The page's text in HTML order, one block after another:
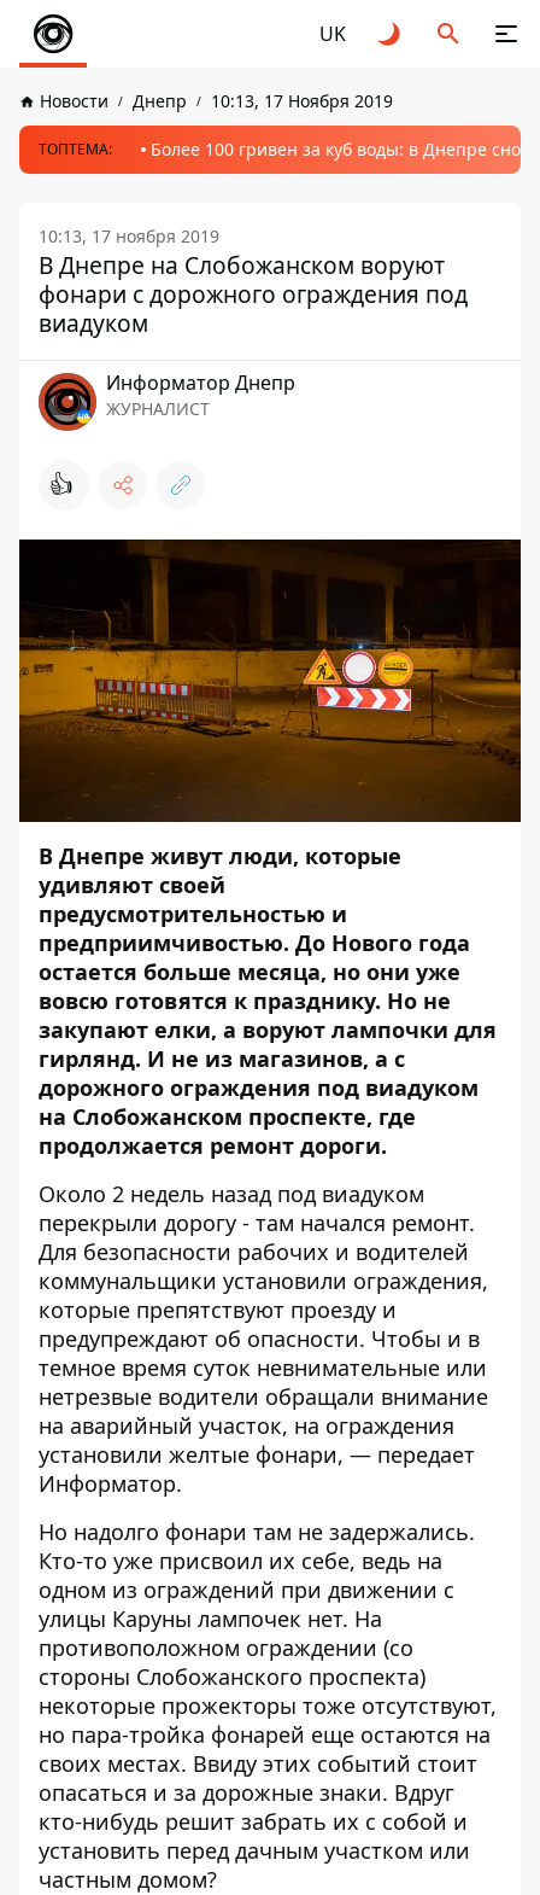
UK
Новости Днепр 10:13, 17 Ноября 2019
ТОПТЕМА: Более 100 гривен за куб воды: в Днепре
10:13, 17 ноября 2019
В Днепре на Слобожанском воруют
фонари с дорожного ограждения под
виадуком
Информатор Днепр
ЖУРНАЛИСТ
👍
В Днепре живут люди, которые
удивляют своей
предусмотрительностью и
предприимчивостью. До Нового года
остается больше месяца, но они уже
вовсю готовятся к празднику. Но не
закупают елки, а воруют лампочки для
гирлянд. И не из магазинов, а с
дорожного ограждения под виадуком
на Слобожанском проспекте, где
продолжается ремонт дороги.
Около 2 недель назад под виадуком
перекрыли дорогу - там начался ремонт.
Для безопасности рабочих и водителей
коммунальщики установили ограждения,
которые препятствуют проезду и
предупреждают об опасности. Чтобы и в
темное время суток невнимательные или
нетрезвые водители обращали внимание
на аварийный участок, на ограждения
установили желтые фонари, — передает
Информатор.
Но надолго фонари там не задержались.
Кто-то уже присвоил их себе, ведь на
одном из ограждений при движении с
улицы Каруны лампочек нет. На
противоположном ограждении (со
стороны Слобожанского проспекта)
некоторые прожекторы тоже отсутствуют,
но пара-тройка фонарей еще остаются на
своих местах. Ввиду этих событий стоит
опасаться и за дорожные знаки. Вдруг
кто-нибудь решит забрать их с собой и
установить перед дачным участком или
частным домом?